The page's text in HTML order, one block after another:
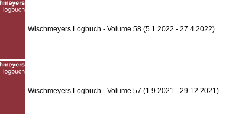
Wischmeyers Logbuch - Volume 58 (5.1.2022 - 27.4.2022)
Wischmeyers Logbuch - Volume 57 (1.9.2021 - 29.12.2021)